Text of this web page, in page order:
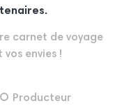
carnet de voyage
envies !
Producteur